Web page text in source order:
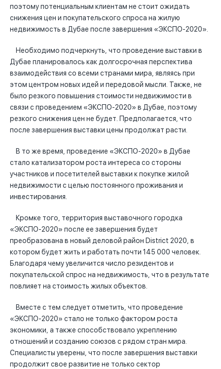
поэтому потенциальным клиентам не стоит ожидать
снижения цен и покупательского спроса на жилую
недвижимость в Дубае после завершения «ЭКСПО-2020».
Необходимо подчеркнуть, что проведение выставки в
Дубае планировалось как долгосрочная перспектива
взаимодействия со всеми странами мира, являясь при
этом центром новых идей и передовой мысли. Также, не
было резкого повышения стоимости недвижимости в
связи с проведением «ЭКСПО-2020» в Дубае, поэтому
резкого снижения цен не будет. Предполагается, что
после завершения выставки цены продолжат расти.
В то же время, проведение «ЭКСПО-2020» в Дубае
стало катализатором роста интереса со стороны
участников и посетителей выставки к покупке жилой
недвижимости с целью постоянного проживания и
инвестирования.
Кромке того, территория выставочного городка
«ЭКСПО-2020» после ее завершения будет
преобразована в новый деловой район District 2020, в
котором будет жить и работать почти 145 000 человек.
Благодаря чему увеличится число резидентов и
покупательской спрос на недвижимость, что в результате
повлияет на стоимость жилых объектов.
Вместе с тем следует отметить, что проведение
«ЭКСПО-2020» стало не только фактором роста
экономики, а также способствовало укреплению
отношений и созданию союзов с рядом стран мира.
Специалисты уверены, что после завершения выставки
продолжит свое развитие не только сектор